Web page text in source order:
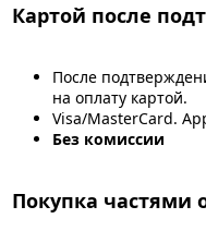
Картой после
После
на оплату картой.
Visa/MasterCard.
Без комиссии
Покупка частями